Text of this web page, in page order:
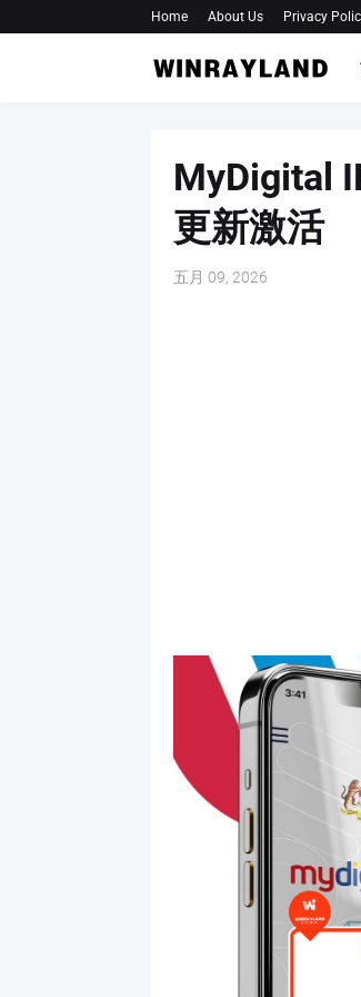
Home About Us Privacy
MyDigital
更新激活
五月 09, 2026